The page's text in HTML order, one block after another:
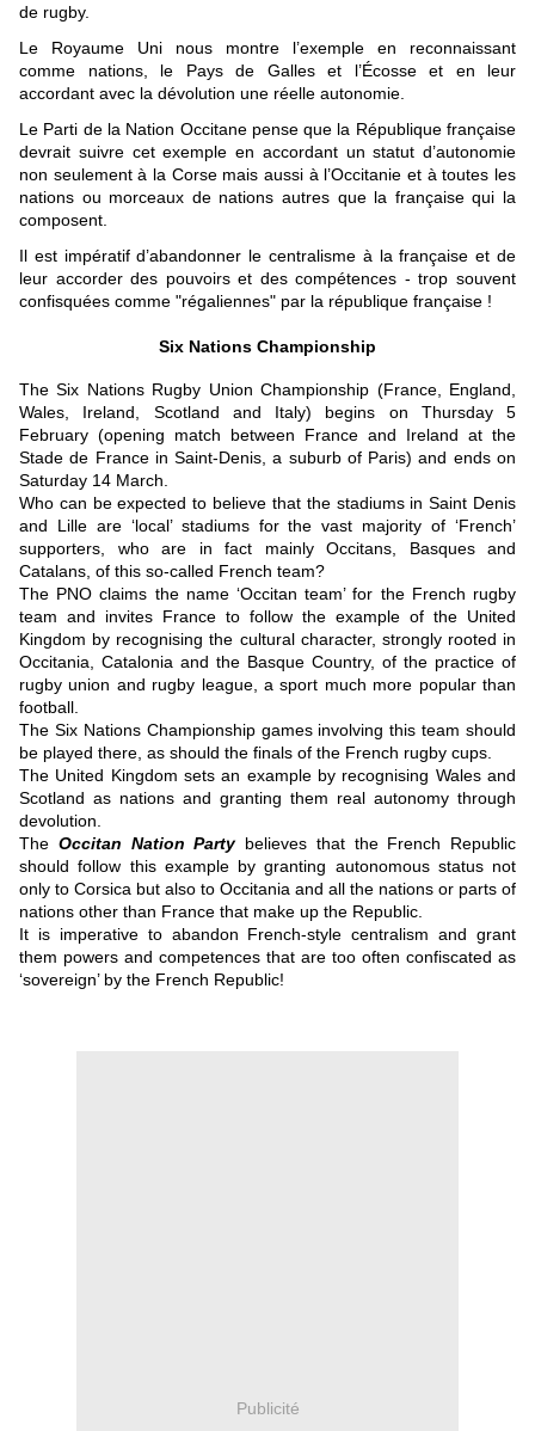
de rugby.
Le Royaume Uni nous montre l’exemple en reconnaissant
comme nations, le Pays de Galles et l’Écosse et en leur
accordant avec la dévolution une réelle autonomie.
Le Parti de la Nation Occitane pense que la République française
devrait suivre cet exemple en accordant un statut d’autonomie
non seulement à la Corse mais aussi à l’Occitanie et à toutes les
nations ou morceaux de nations autres que la française qui la
composent.
Il est impératif d’abandonner le centralisme à la française et de
leur accorder des pouvoirs et des compétences - trop souvent
confisquées comme "régaliennes" par la république française !
Six Nations Championship
The Six Nations Rugby Union Championship (France, England,
Wales, Ireland, Scotland and Italy) begins on Thursday 5
February (opening match between France and Ireland at the
Stade de France in Saint-Denis, a suburb of Paris) and ends on
Saturday 14 March.
Who can be expected to believe that the stadiums in Saint Denis
and Lille are ‘local’ stadiums for the vast majority of ‘French’
supporters, who are in fact mainly Occitans, Basques and
Catalans, of this so-called French team?
The PNO claims the name ‘Occitan team’ for the French rugby
team and invites France to follow the example of the United
Kingdom by recognising the cultural character, strongly rooted in
Occitania, Catalonia and the Basque Country, of the practice of
rugby union and rugby league, a sport much more popular than
football.
The Six Nations Championship games involving this team should
be played there, as should the finals of the French rugby cups.
The United Kingdom sets an example by recognising Wales and
Scotland as nations and granting them real autonomy through
devolution.
The Occitan Nation Partybelieves that the French Republic
should follow this example by granting autonomous status not
only to Corsica but also to Occitania and all the nations or parts of
nations other than France that make up the Republic.
It is imperative to abandon French-style centralism and grant
them powers and competences that are too often confiscated as
‘sovereign’ by the French Republic!
Publicité